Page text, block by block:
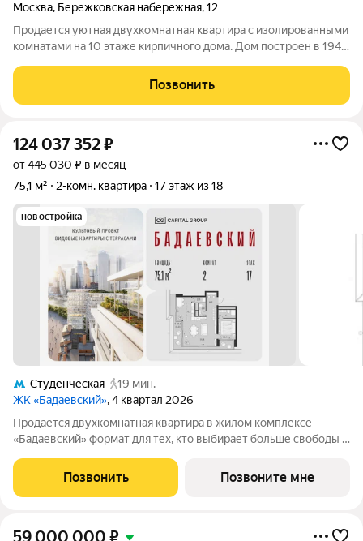
Москва, Бережковская набережная,12
Продается уютная двухкомнатная квартира с изолированными
комнатами на 10 этаже кирпичного дома. Дом построен в 1943
открывается вид на солнечную сторону, наполняя квартиру
естественным светом.
Позвонить
124 037 352₽
от 445 030 ₽ в месяц
75,1 м²
2-комн. квартира 17 этаж из 18
новостройка
Студенческая
19 мин.
ЖК «Бадаевский», 4 квартал 2026
Продаётся двухкомнатная квартира в жилом комплексе
«Бадаевский» формат для тех, кто выбирает больше свободы и
света, открытых видов и архитектуры вокруг формирует
ощущение жизни на высоте.
Позвонить Позвоните мне
59 000 000 ₽